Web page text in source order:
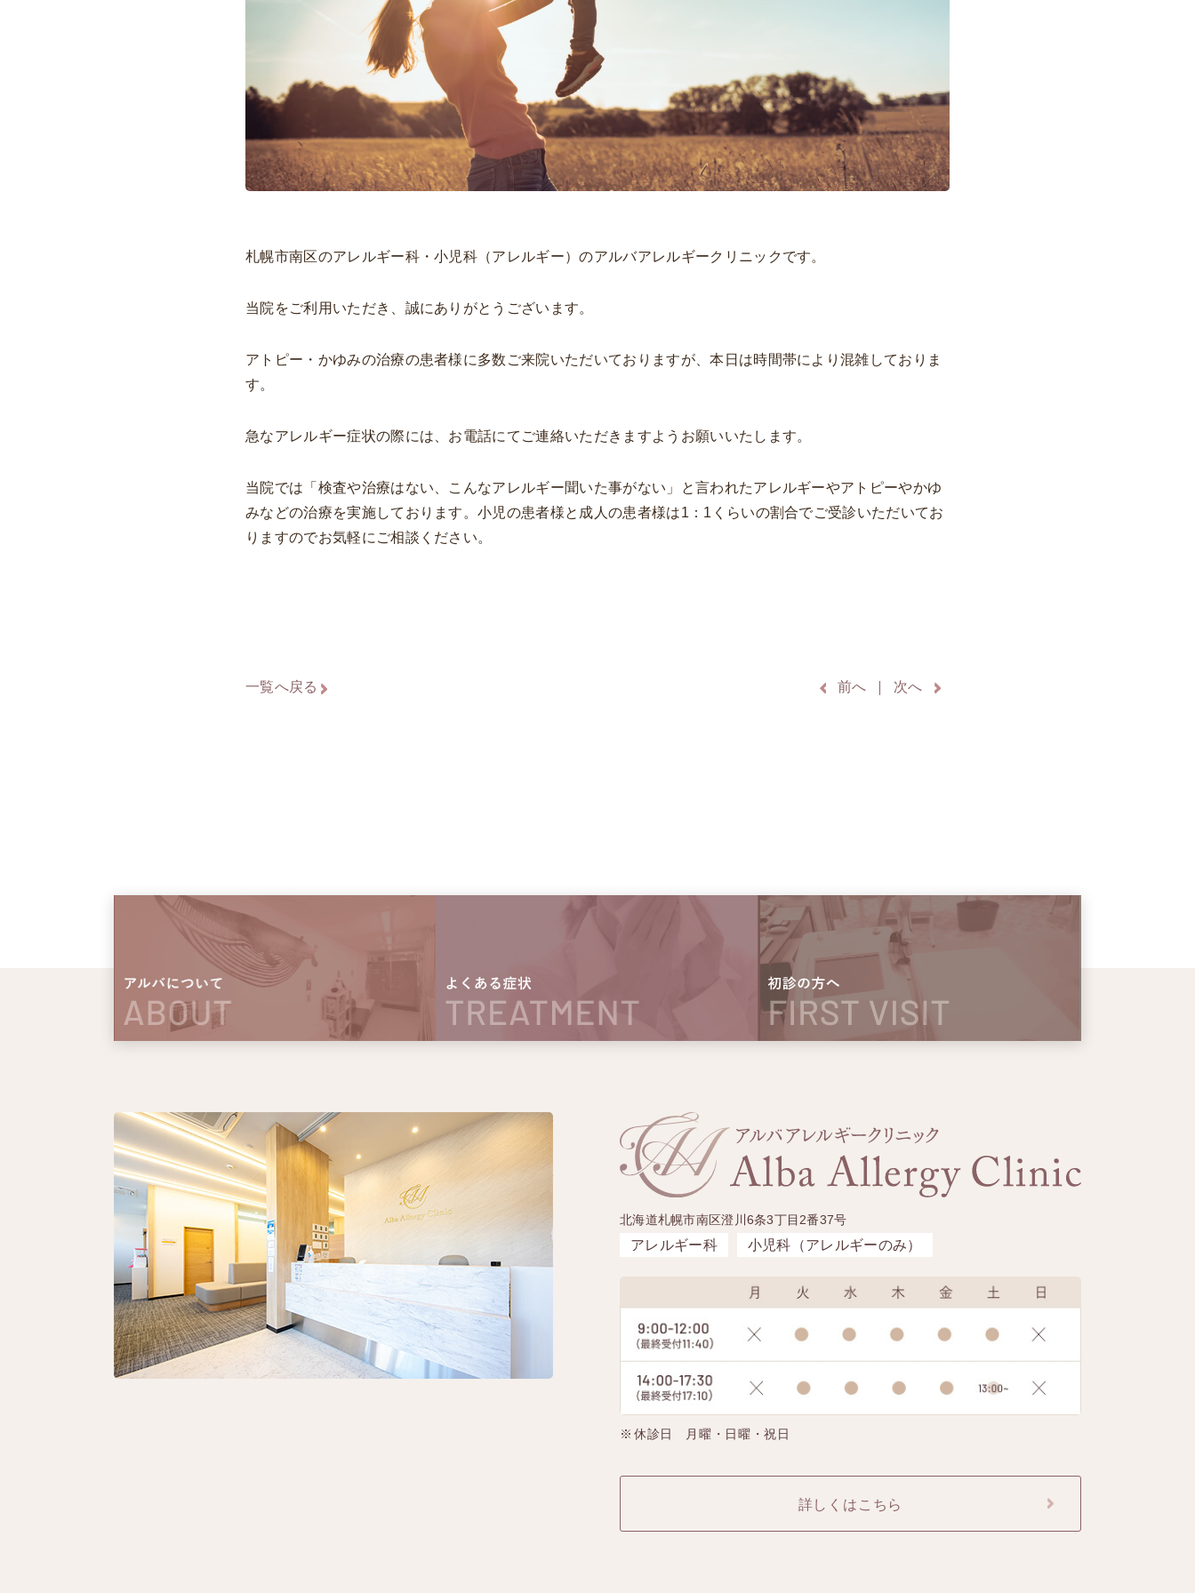
札幌市南区のアレルギー科・小児科（アレルギー）のアルバアレルギークリニックです。
当院をご利用いただき、誠にありがとうございます。
アトピー・かゆみの治療の患者様に多数ご来院いただいておりますが、本日は時間帯により混雑しておりま
す。
急なアレルギー症状の際には、お電話にてご連絡いただきますようお願いいたします。
当院では「検査や治療はない、こんなアレルギー聞いた事がない」と言われたアレルギーやアトピーやかゆ
みなどの治療を実施しております。小児の患者様と成人の患者様は1：1くらいの割合でご受診いただいてお
りますのでお気軽にご相談ください。
一覧へ戻る 前へ 次へ
北海道札幌市南区澄川6条3丁目2番37号
アレルギー科 小児科（アレルギーのみ）
休診日 月曜・日曜・祝日
詳しくはこちら